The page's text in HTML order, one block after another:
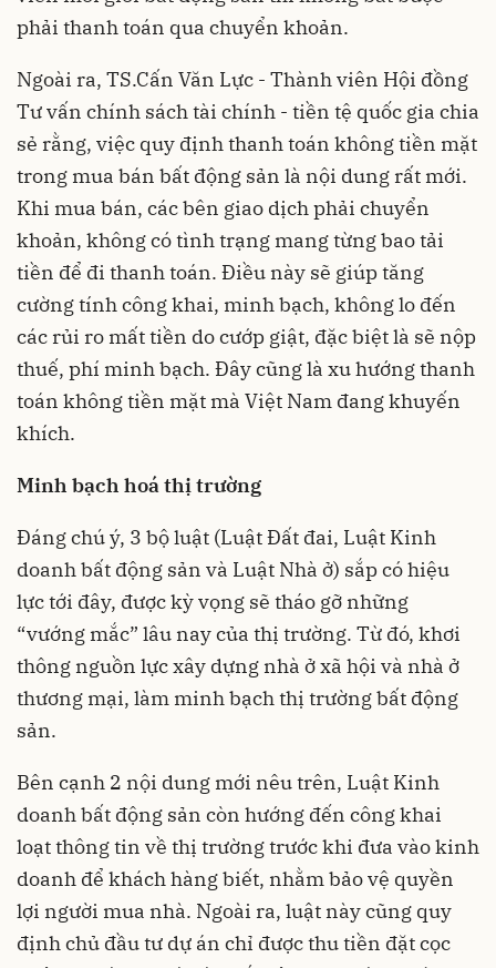
phải thanh toán qua chuyển khoản.
Ngoài ra, TS.Cấn Văn Lực - Thành viên Hội đồng
Tư vấn chính sách tài chính - tiền tệ quốc gia chia
sẻ rằng, việc quy định thanh toán không tiền mặt
trong mua bán bất động sản là nội dung rất mới.
Khi mua bán, các bên giao dịch phải chuyển
khoản, không có tình trạng mang từng bao tải
tiền để đi thanh toán. Điều này sẽ giúp tăng
cường tính công khai, minh bạch, không lo đến
các rủi ro mất tiền do cướp giật, đặc biệt là sẽ nộp
thuế, phí minh bạch. Đây cũng là xu hướng thanh
toán không tiền mặt mà Việt Nam đang khuyến
khích.
Minh bạch hoá thị trường
Đáng chú ý, 3 bộ luật (Luật Đất đai, Luật Kinh
doanh bất động sản và Luật Nhà ở) sắp có hiệu
lực tới đây, được kỳ vọng sẽ tháo gỡ những
“vướng mắc” lâu nay của thị trường. Từ đó, khơi
thông nguồn lực xây dựng nhà ở xã hội và nhà ở
thương mại, làm minh bạch thị trường bất động
sản.
Bên cạnh 2 nội dung mới nêu trên, Luật Kinh
doanh bất động sản còn hướng đến công khai
loạt thông tin về thị trường trước khi đưa vào kinh
doanh để khách hàng biết, nhằm bảo vệ quyền
lợi người mua nhà. Ngoài ra, luật này cũng quy
định chủ đầu tư dự án chỉ được thu tiền đặt cọc